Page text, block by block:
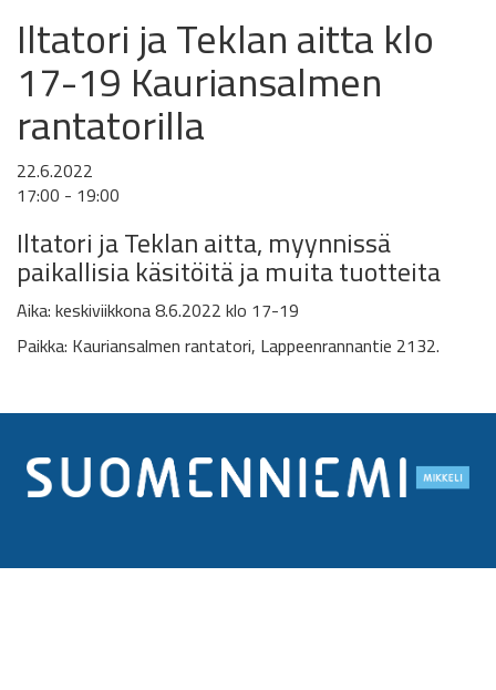
Iltatori ja Teklan aitta klo
17-19 Kauriansalmen
rantatorilla
22.6.2022
17:00 - 19:00
Iltatori jaTeklan aitta,myynnissä
paikallisia käsitöitä ja muita tuotteita
Aika: keskiviikkona 8.6.2022klo 17-19
Paikka: Kauriansalmen rantatori, Lappeenrannantie 2132.